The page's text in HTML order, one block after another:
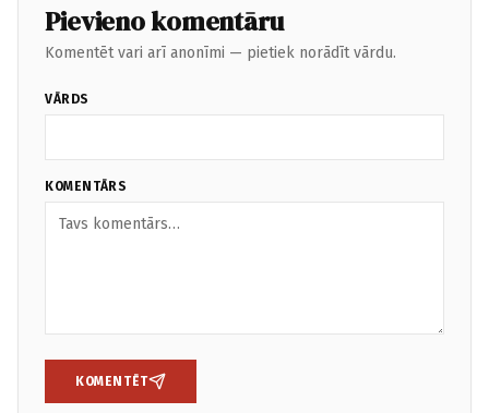
Pievieno komentāru
Komentēt vari arī anonīmi — pietiek norādīt vārdu.
VĀRDS
KOMENTĀRS
KOMENTĒT